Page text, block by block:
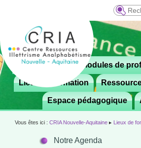
Menu
principal
Aller
 Le CRIA Modules de
Lieux de formation
Espace pédagogique
Vous êtes ici : CRIA Nouvelle-Aquitaine ▸ Lieux de
Notre Agenda